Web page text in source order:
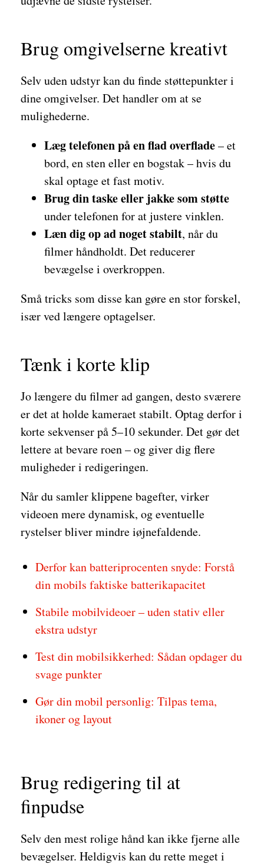
Brug omgivelserne kreativt
Selv uden udstyr kan du finde støttepunkter i
dine omgivelser. Det handler om at se
mulighederne.
Læg telefonen på en flad overflade– et
bord, en sten eller en bogstak – hvis du
skal optage et fast motiv.
Brug din taske eller jakke som støtte
under telefonen for at justere vinklen.
Læn dig op ad noget stabilt, når du
filmer håndholdt. Det reducerer
bevægelse i overkroppen.
Små tricks som disse kan gøre en stor forskel,
især ved længere optagelser.
Tænk i korte klip
Jo længere du filmer ad gangen, desto sværere
er det at holde kameraet stabilt. Optag derfor i
korte sekvenser på 5–10 sekunder. Det gør det
lettere at bevare roen – og giver dig flere
muligheder i redigeringen.
Når du samler klippene bagefter, virker
videoen mere dynamisk, og eventuelle
rystelser bliver mindre iøjnefaldende.
Derfor kan batteriprocenten snyde: Forstå
din mobils faktiske batterikapacitet
Stabile mobilvideoer – uden stativ eller
ekstra udstyr
Test din mobilsikkerhed: Sådan opdager du
svage punkter
Gør din mobil personlig: Tilpas tema,
ikoner og layout
Brug redigering til at
finpudse
Selv den mest rolige hånd kan ikke fjerne alle
bevægelser. Heldigvis kan du rette meget i